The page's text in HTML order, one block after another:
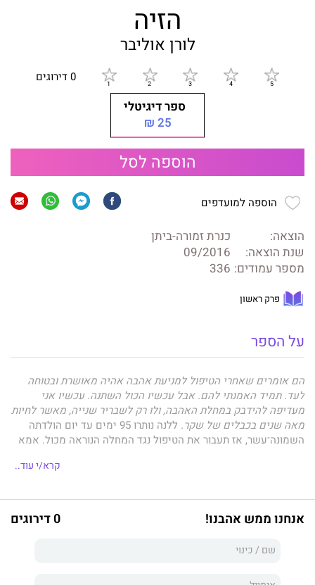
הזיה
לורן אוליבר
0 דירוגים
ספר דיגיטלי
25 ₪
הוספה לסל
הוספה למועדפים
הוצאה:
כנרת זמורה-ביתן
שנת הוצאה:
09/2016
מספר עמודים: 336
פרק ראשון
על הספר
הם אומרים שאחרי הטיפול למניעת אהבה אהיה מאושרת ובטוחה
לעד. תמיד האמנתי להם. אבל עכשיו הכול השתנה. עכשיו אני
מעדיפה להידבק במחלת האהבה, ולו רק לשבריר שנייה, מאשר לחיות
מאה שנים בכבלים של שקר.
ללנה נותרו 95 ימים עד יום הולדתה
השמונה־עשר, אז תעבור את הטיפול נגד המחלה הנוראה מכול. אמא
לחייה. לנה לא מוכנה שזה יקרה גם לה. בגיל שבע־עשרה ותשעה
תצטרך לחשוש מפני מגפת האהבה. אבל ביטחונה העצמי מתערער
כשהיא פוגשת נער מסתורי עם בלורית פרועה ועיניים תכולות כים.
משהו בו מטלטל את לנה ואת האמת שהכירה, ומושך אותה לעבר
גבולות אסורים. מה תגלה אם תחצה אותם? האם תבחר לצלול אל
ההזיה המשכרת של האהבה או לשוב לשלוות חייה הקודמים?
קרא/י עוד..
אנחנו ממש אהבנו! 0 דירוגים